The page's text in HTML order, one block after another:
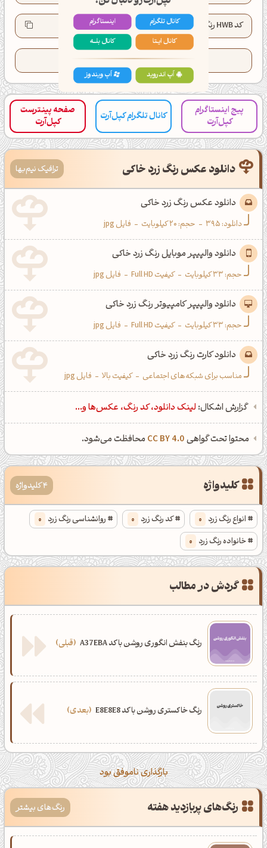
کد HWB رنگ: HWB(56°, 53%, 10%)
تعداد کدهای کپی شده این رنگ:
پیج اینستاگرام
کپل‌آرت
کانال تلگرام کپل‌آرت
صفحه پینترست
کپل‌آرت
دانلود عکس رنگ زرد خاکی ترافیک نیم‌بها
دانلود عکس رنگ زرد خاکی
دانلود:395
- حجم: 20 کیلوبایت - فایل jpg
دانلود والپیپر موبایل رنگ زرد خاکی
حجم: 33 کیلوبایت - کیفیت Full HD - فایل jpg
دانلود والپیپر کامپیوتر رنگ زرد خاکی
حجم: 33 کیلوبایت - کیفیت Full HD - فایل jpg
دانلود کارت رنگ زرد خاکی
مناسب برای شبکه‌های اجتماعی - کیفیت بالا - فایل jpg
گزارش اشکال: لینک دانلود، کد رنگ، عکس‌ها و...
محتوا تحت گواهیCC BY 4.0 محافظت می‌شود.
کلیدواژه 4 کلیدواژه
انواع رنگ زرد 0 کد رنگ زرد 0 روانشناسی رنگ زرد 0
خانواده رنگ زرد 0
گردش در مطالب
رنگ بنفش انگوری روشن با کد A37EBA قبلی
رنگ خاکستری روشن با کد E8E8E8 بعدی
بارگذاری ناموفق بود
رنگ‌های پربازدید هفته رنگ‌های بیشتر
کانال تلگرام
اینستاگرام
کانال ایــتا
کانال بلـــه
اَپ اندروید اَپ ویندوز